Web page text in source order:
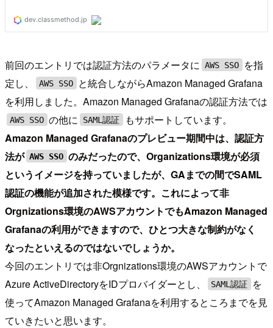
前回のエントリでは認証方法のパラメータに AWS SSO
を指
定し、
AWS SSO
と統合しながらAmazon Managed Grafana
を利用しました。Amazon Managed Grafanaの認証方法では
AWS SSO の他に SAML認証
もサポートしています。
Amazon Managed Grafanaのプレビュー期間中は、認証方
法が AWS SSO のみだったので、Organizations環境が必須
というイメージを持っていましたが、GAまでの間でSAML
認証の機能が追加された模様です。これによって非
Orgnizations環境のAWSアカウントでもAmazon Managed
Grafanaの利用ができますので、ひとつ大きな制約がなく
なったといえるのではないでしょうか。
今回のエントリでは非Orgnizations環境のAWSアカウントで
Azure ActiveDirectoryをIDプロバイダーとし、
SAML認証
を
使ってAmazon Managed Grafanaを利用するところまでを見
ていきたいと思います。